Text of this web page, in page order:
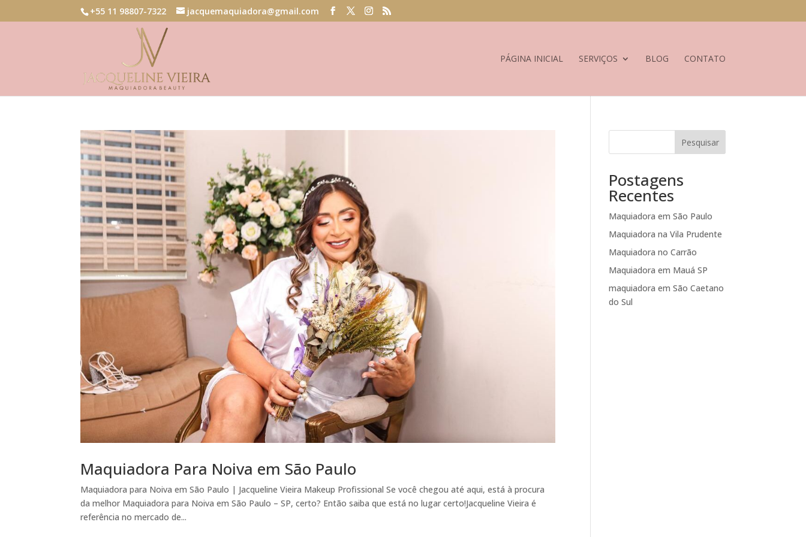
+55 11 98807-7322 jacquemaquiadora@gmail.com
PÁGINA INICIAL SERVIÇOS BLOG CONTATO
Maquiadora Para Noiva em São Paulo
Maquiadora para Noiva em São Paulo | Jacqueline Vieira Makeup Profissional Se você chegou até aqui, está à procura
da melhor Maquiadora para Noiva em São Paulo – SP, certo? Então saiba que está no lugar certo!Jacqueline Vieira é
referência no mercado de...
Pesquisar
Postagens
Recentes
Maquiadora em São Paulo
Maquiadora na Vila Prudente
Maquiadora no Carrão
Maquiadora em Mauá SP
maquiadora em São Caetano
do Sul